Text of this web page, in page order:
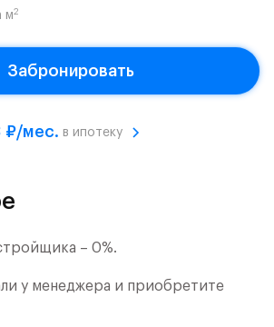
м2
Забронировать
₽/мес. в ипотеку
– 0%.
у менеджера и приобретите